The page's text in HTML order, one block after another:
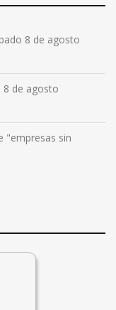
8 de agosto
8 de agosto
"empresas sin